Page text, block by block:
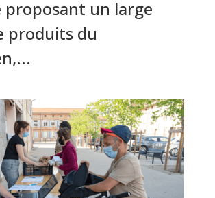
proposant un large
produits du